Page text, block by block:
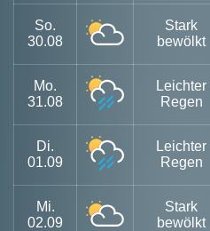
So.
30.08
Stark
bewölkt
Mo.
31.08
Leichter
Regen
Di.
01.09
Leichter
Regen
Mi.
02.09
Stark
bewölkt